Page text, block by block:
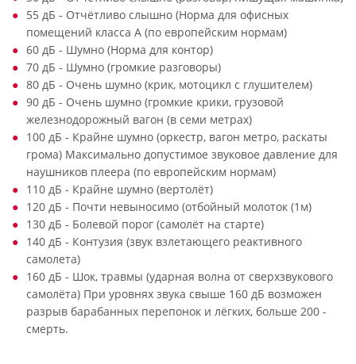
55 дБ - Отчётливо слышно (Норма для офисных
помещений класса А (по европейским нормам)
60 дБ - Шумно (Норма для контор)
70 дБ - Шумно (громкие разговоры)
80 дБ - Очень шумно (крик, мотоцикл с глушителем)
90 дБ - Очень шумно (громкие крики, грузовой
железнодорожный вагон (в семи метрах)
100 дБ - Крайне шумно (оркестр, вагон метро, раскаты
грома) Максимально допустимое звуковое давление для
наушников плеера (по европейским нормам)
110 дБ - Крайне шумно (вертолёт)
120 дБ - Почти невыносимо (отбойный молоток (1м)
130 дБ - Болевой порог (самолёт на старте)
140 дБ - Контузия (звук взлетающего реактивного
самолета)
160 дБ - Шок, травмы (ударная волна от сверхзвукового
самолёта) При уровнях звука свыше 160 дБ возможен
разрыв барабанных перепонок и лёгких, больше 200 -
смерть.